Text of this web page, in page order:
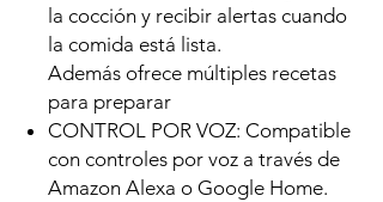
la cocción y recibir alertas cuando
la comida está lista.
Además ofrece múltiples recetas
para preparar
CONTROL POR VOZ: Compatible
con controles por voz a través de
Amazon Alexa o Google Home.